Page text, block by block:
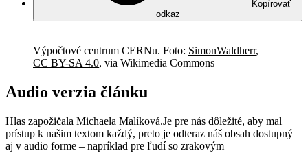
Kopírovať
odkaz
Výpočtové centrum CERNu. Foto: SimonWaldherr,
CC BY-SA 4.0, via Wikimedia Commons
Audio verzia článku
Hlas zapožičala Michaela Malíková.Je pre nás dôležité, aby mal
prístup k našim textom každý, preto je odteraz náš obsah dostupný
aj v audio forme – napríklad pre ľudí so zrakovým